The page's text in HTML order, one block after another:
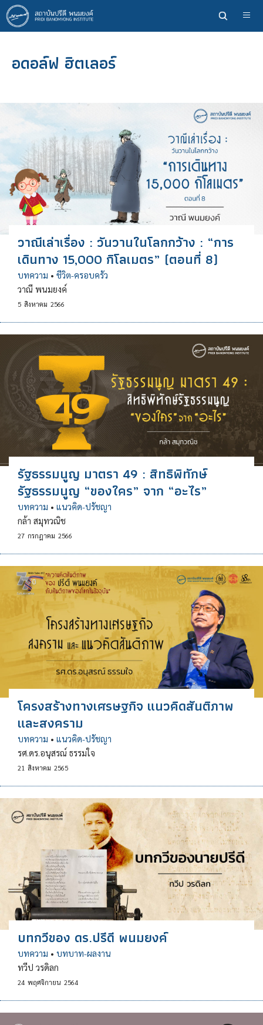
ข้าม
ไป
ยัง
หลักอดอล์ฟ ฮิตเลอร์
วาณีเล่าเรื่อง : วันวานในโลกกว้าง : “การ
เดินทาง 15,000 กิโลเมตร” (ตอนที่ 8)
บทความ • ชีวิต-ครอบครัว
วาณี พนมยงค์
5 สิงหาคม 2566
รัฐธรรมนูญ มาตรา 49 : สิทธิพิทักษ์
รัฐธรรมนูญ “ของใคร” จาก “อะไร”
บทความ • แนวคิด-ปรัชญา
กล้า สมุทวณิช
27 กรกฎาคม 2566
โครงสร้างทางเศรษฐกิจ แนวคิดสันติภาพ
และสงคราม
บทความ • แนวคิด-ปรัชญา
รศ.ดร.อนุสรณ์ ธรรมใจ
21 สิงหาคม 2565
บทกวีของ ดร.ปรีดี พนมยงค์
บทความ • บทบาท-ผลงาน
ทวีป วรดิลก
24 พฤศจิกายน 2564